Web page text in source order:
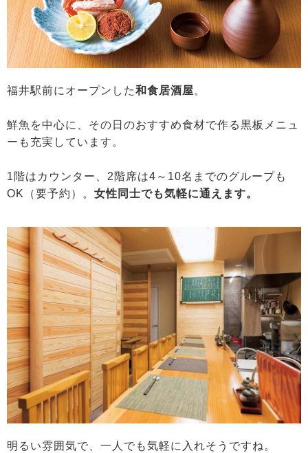
福井駅前にオープンした和食居酒屋。
鮮魚を中心に、その日のおすすめ食材で作る黒板メニュ
ーも充実しています。
1階はカウンター、2階席は4～10名までのグループも
OK（要予約）。 女性同士でも気軽に通えます。
明るい雰囲気で、一人でも気軽に入れそうですね。